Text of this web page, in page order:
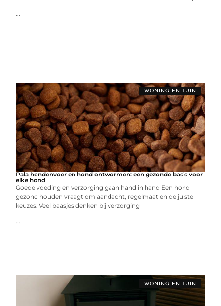
...
WONING EN TUIN
Pala hondenvoer en hond ontwormen: een gezonde basis voor
elke hond
Goede voeding en verzorging gaan hand in hand Een hond
gezond houden vraagt om aandacht, regelmaat en de juiste
keuzes. Veel baasjes denken bij verzorging
...
WONING EN TUIN